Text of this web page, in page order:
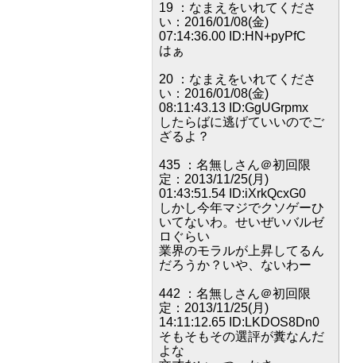
19 ：なまえをいれてくださ
い：2016/01/08(金)
07:14:36.00 ID:HN+pyPfC
はぁ
20 ：なまえをいれてくださ
い：2016/01/08(金)
08:11:43.13 ID:GgUGrpmx
したらばに逃げていいのでご
ざるよ？
435 ：名無しさん＠初回限
定：2013/11/25(月)
01:43:51.54 ID:iXrkQcxG0
しかし今年マジでクソゲーひ
いてないわ。せいぜいバルゼ
ロぐらい
業界のモラルが上昇してるん
だろうか？いや、ないわー
442 ：名無しさん＠初回限
定：2013/11/25(月)
14:11:12.65 ID:LKDOS8Dn0
そもそもその選評が糞なんだ
よな